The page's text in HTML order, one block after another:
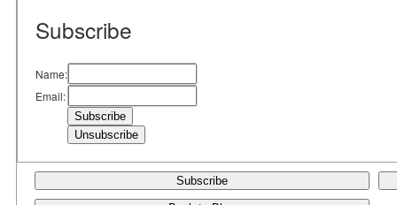
Subscribe
Name:
Email:
Subscribe